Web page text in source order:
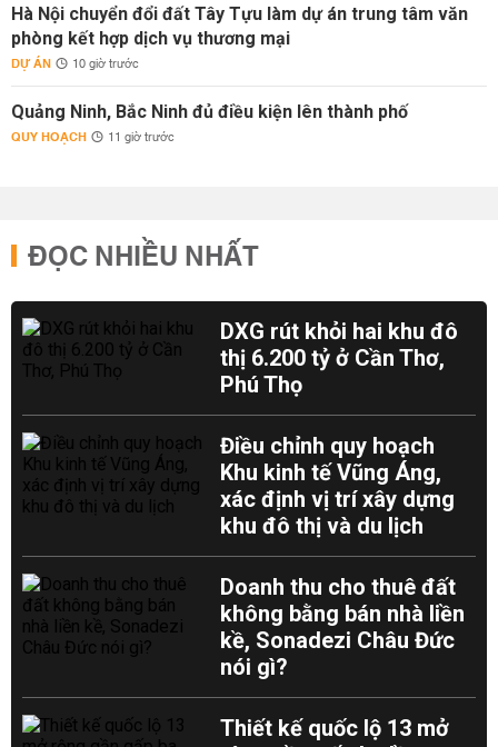
Hà Nội chuyển đổi đất Tây Tựu làm dự án trung tâm văn
phòng kết hợp dịch vụ thương mại
DỰ ÁN 10 giờ trước
Quảng Ninh, Bắc Ninh đủ điều kiện lên thành phố
QUY HOẠCH 11 giờ trước
ĐỌC NHIỀU NHẤT
DXG rút khỏi hai khu đô
thị 6.200 tỷ ở Cần Thơ,
Phú Thọ
Điều chỉnh quy hoạch
Khu kinh tế Vũng Áng,
xác định vị trí xây dựng
khu đô thị và du lịch
Doanh thu cho thuê đất
không bằng bán nhà liền
kề, Sonadezi Châu Đức
nói gì?
Thiết kế quốc lộ 13 mở